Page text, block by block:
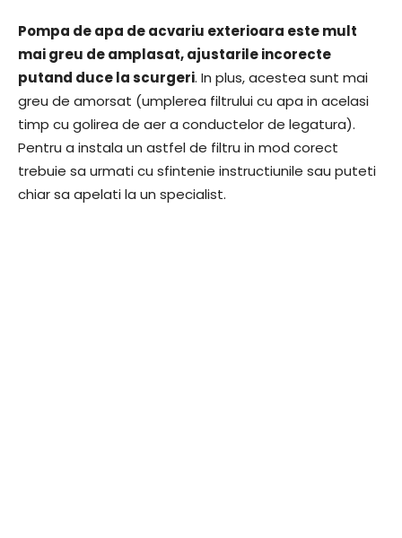
Pompa de apa de acvariu exterioara este mult
mai greu de amplasat, ajustarile incorecte
putand duce la scurgeri. In plus, acestea sunt mai
greu de amorsat (umplerea filtrului cu apa in acelasi
timp cu golirea de aer a conductelor de legatura).
Pentru a instala un astfel de filtru in mod corect
trebuie sa urmati cu sfintenie instructiunile sau puteti
chiar sa apelati la un specialist.